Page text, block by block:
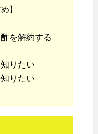
】
を解約する
りたい
りたい